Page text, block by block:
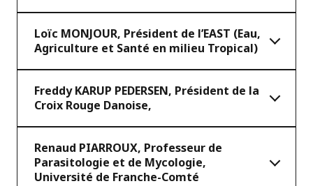
Loïc MONJOUR, Président de l’EAST (Eau,
Agriculture et Santé en milieu Tropical)
Freddy KARUP PEDERSEN, Président de la
Croix Rouge Danoise,
Renaud PIARROUX, Professeur de
Parasitologie et de Mycologie,
Université de Franche-Comté